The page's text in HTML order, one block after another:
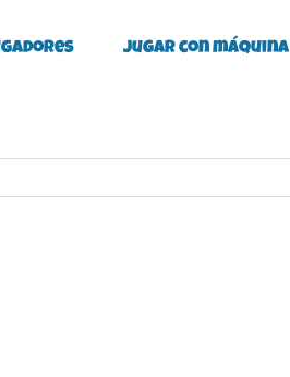
Jugar con máquina